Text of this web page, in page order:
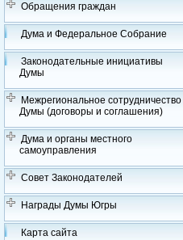
Обращения граждан
Дума и Федеральное Собрание
Законодательные инициативы
Думы
Межрегиональное сотрудничество
Думы (договоры и соглашения)
Дума и органы местного
самоуправления
Совет Законодателей
Награды Думы Югры
Карта сайта